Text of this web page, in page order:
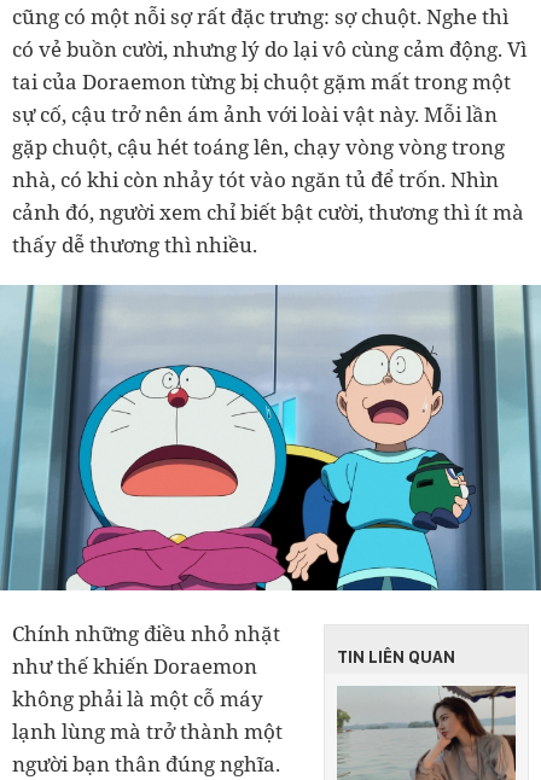
cũng có một nỗi sợ rất đặc trưng: sợ chuột. Nghe thì
có vẻ buồn cười, nhưng lý do lại vô cùng cảm động. Vì
tai của Doraemon từng bị chuột gặm mất trong một
sự cố, cậu trở nên ám ảnh với loài vật này. Mỗi lần
gặp chuột, cậu hét toáng lên, chạy vòng vòng trong
nhà, có khi còn nhảy tót vào ngăn tủ để trốn. Nhìn
cảnh đó, người xem chỉ biết bật cười, thương thì ít mà
thấy dễ thương thì nhiều.
TIN LIÊN QUAN
Chính những điều nhỏ nhặt
như thế khiến Doraemon
không phải là một cỗ máy
lạnh lùng mà trở thành một
người bạn thân đúng nghĩa.